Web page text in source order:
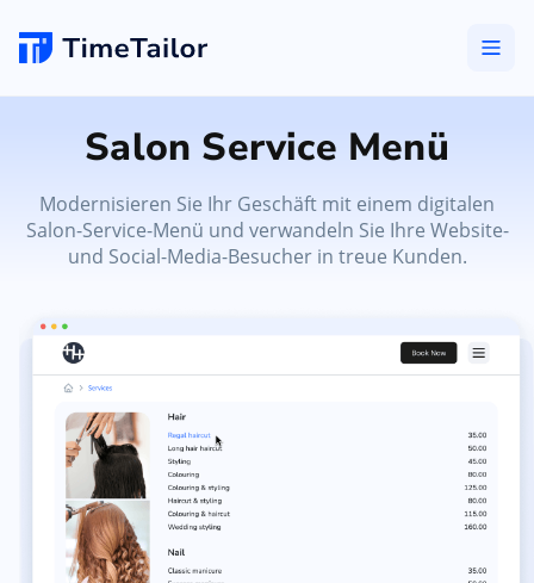
Salon Service Menü
Modernisieren Sie Ihr Geschäft mit einem digitalen
Salon-Service-Menü und verwandeln Sie Ihre Website-
und Social-Media-Besucher in treue Kunden.